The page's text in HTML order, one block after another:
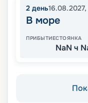
2 день16.08.2027,
В море
ПРИБЫТИЕСТОЯНКА
NaN ч